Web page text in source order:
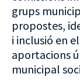
grups
propostes,
i inclusió en
aportacions
municipal